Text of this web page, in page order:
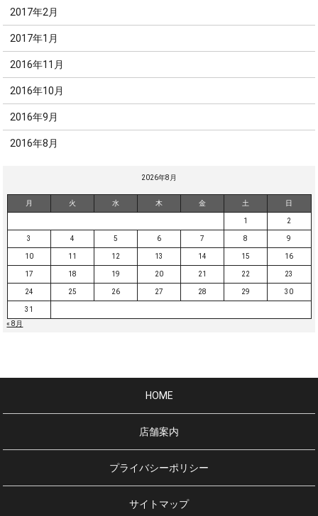
2017年2月
2017年1月
2016年11月
2016年10月
2016年9月
2016年8月
2026年8月
月 火 水 木 金 土 日
1 2
3 4 5 6 7 8 9
10 11 12 13 14 15 16
17 18 19 20 21 22 23
24 25 26 27 28 29 30
31
« 8月
HOME
店舗案内
プライバシーポリシー
サイトマップ